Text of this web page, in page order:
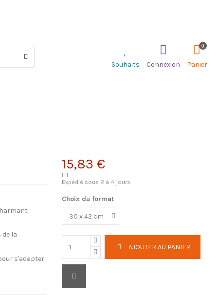
Souhaits Connexion
0
Panier
la
s'adapter
15,83 €
HT
Expédié sous 2 à 4 jours
Choix du format
AJOUTER AU PANIER